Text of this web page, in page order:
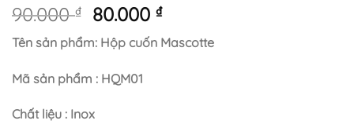
90.000₫
Giá
gốc
là:
90.000 ₫.
80.000₫Giá
hiện
tại
Tên sản phẩm: Hộp cuốn Mascotte
Mã sản phẩm : HQM01
Chất liệu : Inox